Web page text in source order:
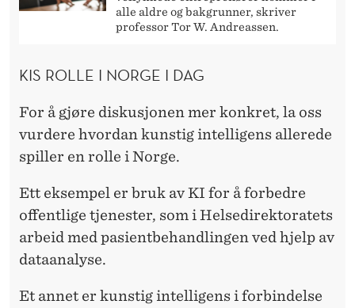
alle aldre og bakgrunner, skriver
professor Tor W. Andreassen.
KIS ROLLE I NORGE I DAG
For å gjøre diskusjonen mer konkret, la oss
vurdere hvordan kunstig intelligens allerede
spiller en rolle i Norge.
Ett eksempel er bruk av KI for å forbedre
offentlige tjenester, som i Helsedirektoratets
arbeid med pasientbehandlingen ved hjelp av
dataanalyse.
Et annet er kunstig intelligens i forbindelse